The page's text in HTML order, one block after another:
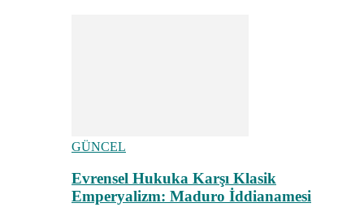
GÜNCEL
Evrensel Hukuka Karşı Klasik
Emperyalizm: Maduro İddianamesi